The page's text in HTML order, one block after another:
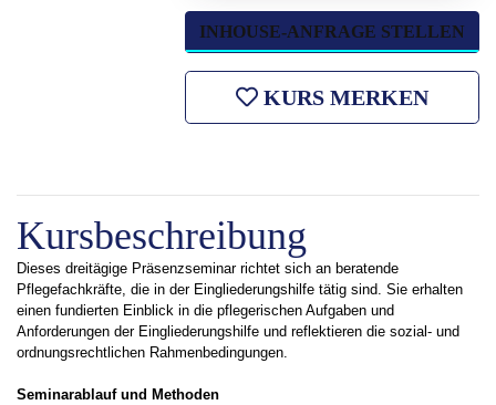
INHOUSE-ANFRAGE STELLEN
KURS MERKEN
Kursbeschreibung
Dieses dreitägige Präsenzseminar richtet sich an beratende
Pflegefachkräfte, die in der Eingliederungshilfe tätig sind. Sie erhalten
einen fundierten Einblick in die pflegerischen Aufgaben und
Anforderungen der Eingliederungshilfe und reflektieren die sozial- und
ordnungsrechtlichen Rahmenbedingungen.
Seminarablauf und Methoden